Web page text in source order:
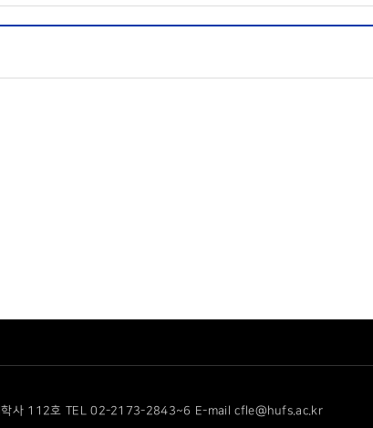
학사 112호 TEL 02-2173-2843~6 E-mail cfle@hufs.ac.kr